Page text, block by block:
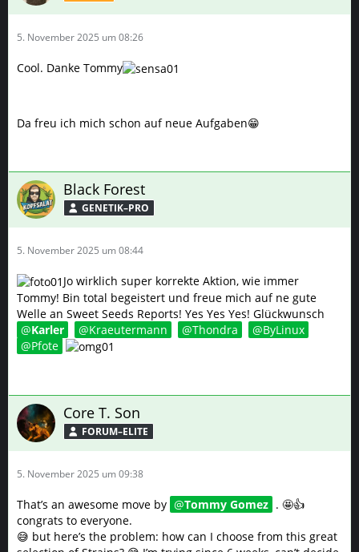
5. November 2025 um 08:26
Cool. Danke Tommy
Da freu ich mich schon auf neue Aufgaben😁
Black Forest
GENETIK–PRO
5. November 2025 um 08:44
Jo wirklich super korrekte Aktion, wie immer
Tommy! Bin total begeistert und freue mich auf ne gute
Welle an Sweet Seeds Reports! Yes Yes Yes! Glückwunsch
Karler
Kraeutermann Thondra
ByLinux
Pfote
Core T. Son
FORUM–ELITE
5. November 2025 um 09:38
That’s an awesome move by Tommy Gomez . 🤩👍
congrats to everyone.
😅 but here’s the problem: how can I choose from this great